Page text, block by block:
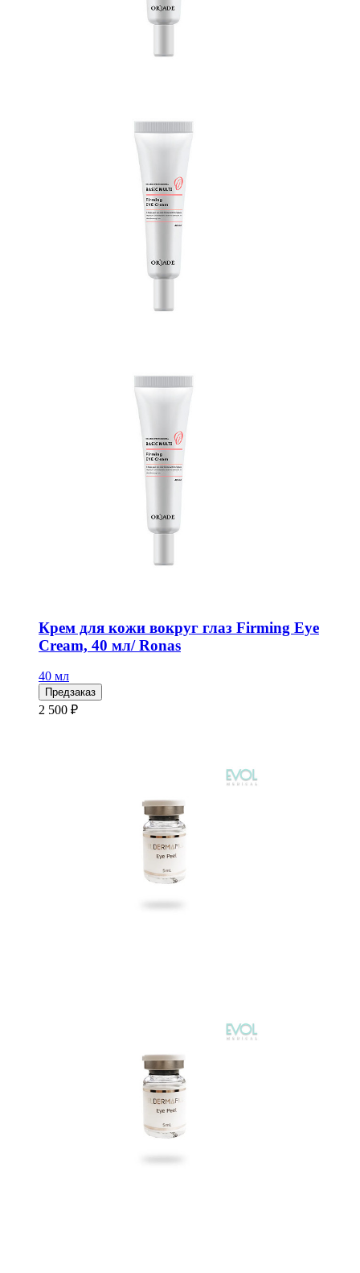
Крем для кожи вокруг глаз Firming Eye
Cream, 40 мл/ Ronas
40 мл
Предзаказ
2 500 ₽